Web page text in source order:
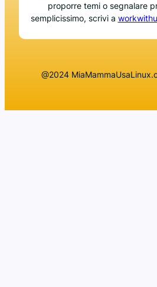
proporre temi o segnalare
semplicissimo, scrivi a
@2024